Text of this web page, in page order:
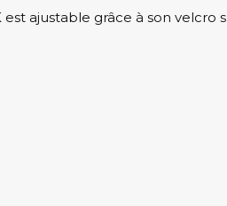
ajustable grâce à son